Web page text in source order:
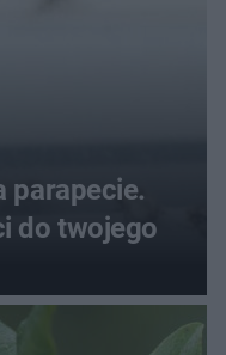
parapecie.
do twojego